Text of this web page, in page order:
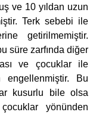
ve 10 yıldan uzun
Terk sebebi ile
getirilmemiştir.
süre zarfında diğer
ve çocuklar ile
engellenmiştir. Bu
kusurlu bile olsa
yönünden